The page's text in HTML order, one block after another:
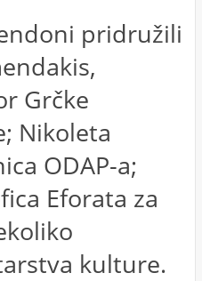
pridružili
Grčke
Nikoleta
ODAP-a;
Eforata za
kulture.